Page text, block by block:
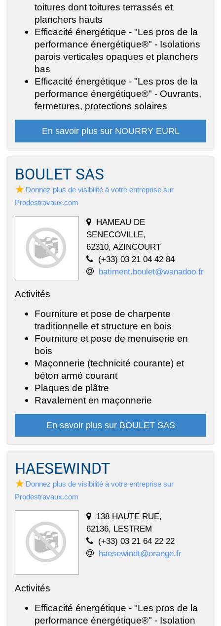
toitures dont toitures terrassés et
planchers hauts
Efficacité énergétique - "Les pros de la
performance énergétique®" - Isolations
parois verticales opaques et planchers
bas
Efficacité énergétique - "Les pros de la
performance énergétique®" - Ouvrants,
fermetures, protections solaires
En savoir plus sur NOURRY EURL
BOULET SAS
Donnez plus de visibilité à votre entreprise sur
Prodestravaux.com
HAMEAU DE
SENECOVILLE,
62310, AZINCOURT
(+33) 03 21 04 42 84
batiment.boulet@wanadoo.fr
Activités
Fourniture et pose de charpente
traditionnelle et structure en bois
Fourniture et pose de menuiserie en
bois
Maçonnerie (technicité courante) et
béton armé courant
Plaques de plâtre
Ravalement en maçonnerie
En savoir plus sur BOULET SAS
HAESEWINDT
Donnez plus de visibilité à votre entreprise sur
Prodestravaux.com
138 HAUTE RUE,
62136, LESTREM
(+33) 03 21 64 22 22
haesewindt@orange.fr
Activités
Efficacité énergétique - "Les pros de la
performance énergétique®" - Isolation